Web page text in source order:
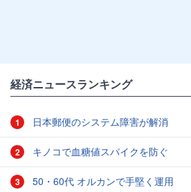
経済ニュースランキング
1 日本郵便のシステム障害が解消
2 キノコで血糖値スパイクを防ぐ
3 50・60代 オルカンで手堅く運用